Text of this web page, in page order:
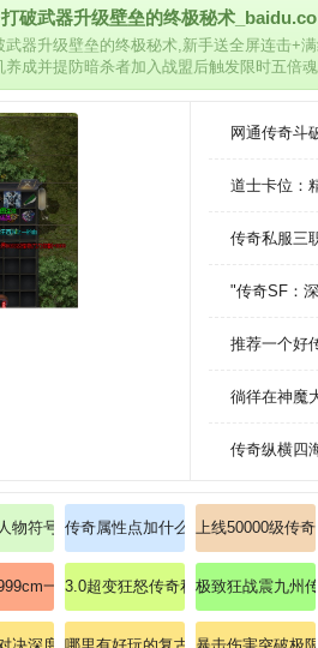
破武器升级壁垒的终极秘术
器升级壁垒的终极秘术,新手送全屏连击+
成并提防暗杀者加入战盟后触发限时五倍
网通传奇斗
道士卡位：
传奇私服三
"传奇SF：
推荐一个好
徜徉在神魔
传奇纵横四
嘟，重铸1.76版本传奇私服的黄金年代！
物符号击杀地藏王的手段。
传奇属性点加什么斩杀暗之赤月恶
上线50000级传
掉启源戒指(暗淡)？
一对一指导玩家精通道士施毒术？
3.0超变狂怒传奇私服：颠覆认知，
极致狂战震九州